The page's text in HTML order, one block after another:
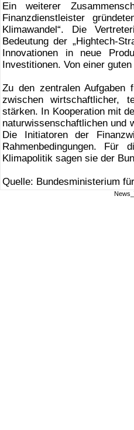
Ein weiterer
Finanzdienstleister
Klimawandel“. Die
Bedeutung der „Hightech-
Innovationen in neue
Investitionen. Von einer
Zu den zentralen Aufgaben
zwischen wirtschaftlicher,
stärken. In Kooperation mit
naturwissenschaftlichen und
Die Initiatoren der
Rahmenbedingungen. Für
Klimapolitik sagen sie der
Quelle: Bundesministerium